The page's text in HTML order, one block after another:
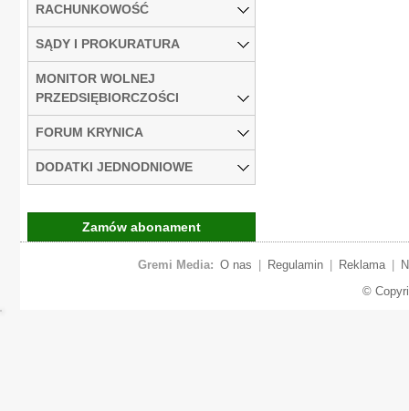
RACHUNKOWOŚĆ
SĄDY I PROKURATURA
MONITOR WOLNEJ
PRZEDSIĘBIORCZOŚCI
FORUM KRYNICA
DODATKI JEDNODNIOWE
Zamów abonament
Gremi Media: O nas Regulamin Reklama
©